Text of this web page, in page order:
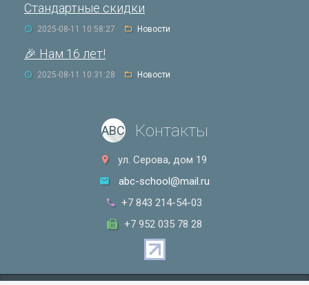
Стандартные скидки
2025-08-11 10:58:27 Новости
🎉 Нам 16 лет!
2025-08-11 10:31:28 Новости
ABC Контакты
ул. Серова, дом 19
abc-school@mail.ru
+7 843 214-54-03
+7 952 035 78 28